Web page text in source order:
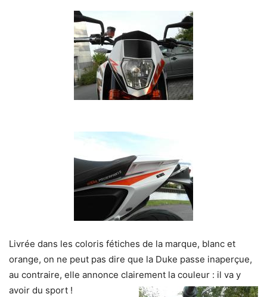
Livrée dans les coloris fétiches de la marque, blanc et
orange, on ne peut pas dire que la Duke passe inaperçue,
au contraire, elle annonce clairement la couleur : il va y
avoir du sport !